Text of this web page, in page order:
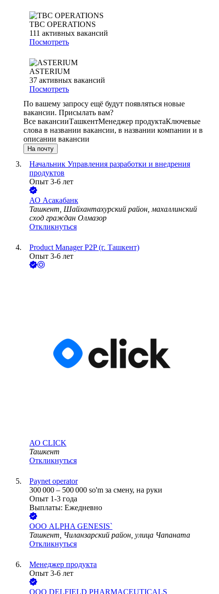
TBC OPERATIONS
111 активных вакансий
Посмотреть
ASTERIUM
37 активных вакансий
Посмотреть
По вашему запросу ещё будут появляться новые
вакансии. Присылать вам?
Все вакансииТашкентМенеджер продуктаКлючевые
слова в названии вакансии, в названии компании и в
описании вакансии
На почту
Начальник Управления разработки и внедрения
продуктов
Опыт 3-6 лет
АО Асакабанк
Ташкент, Шайхантахурский район, махаллинский
сход граждан Олмазор
Откликнуться
Product Manager P2P (г. Ташкент)
Опыт 3-6 лет
АО CLICK
Ташкент
Откликнуться
Paynet operator
300 000 – 500 000 so'm за смену, на руки
Опыт 1-3 года
Выплаты: Ежедневно
ООО ALPHA GENESIS`
Ташкент, Чиланзарский район, улица Чапаната
Откликнуться
Менеджер продукта
Опыт 3-6 лет
ООО DELFIELD PHARMACEUTICALS